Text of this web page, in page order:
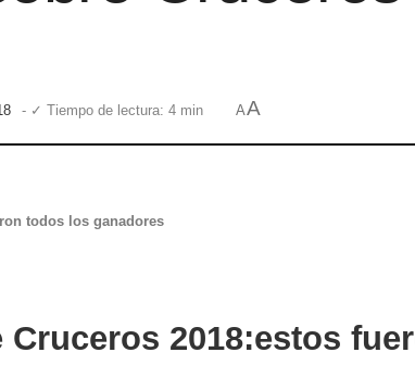
- ✓ Tiempo de lectura: 4 min AA
todos los ganadores
Cruceros 2018:estos